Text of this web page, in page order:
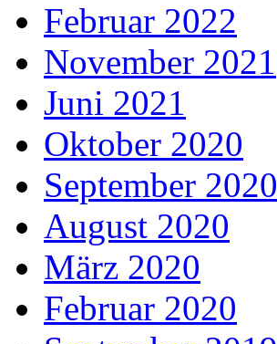
Februar 2022
November 2021
Juni 2021
Oktober 2020
September 2020
August 2020
März 2020
Februar 2020